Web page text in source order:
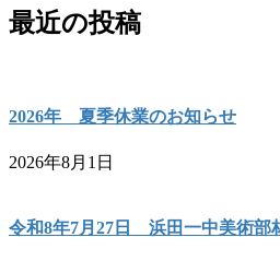
最近の投稿
2026年 夏季休業のお知らせ
2026年8月1日
令和8年7月27日 浜田一中美術部